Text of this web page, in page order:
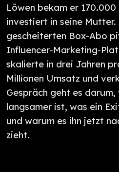
Löwen bekam er 170.000
investiert in seine Mutter.
gescheiterten Box-Abo
Influencer-Marketing-
skalierte in drei Jahren
Millionen Umsatz und
Gespräch geht es
langsamer ist, was ein
und warum es ihn jetzt
zieht.